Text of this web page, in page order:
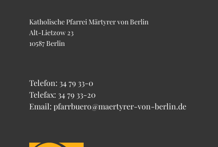
Katholische Pfarrei Märtyrer von Berlin
Alt-Lietzow 23
10587 Berlin
Telefon: 34 79 33-0
Telefax: 34 79 33-20
Email: pfarrbuero@maertyrer-von-berlin.de